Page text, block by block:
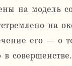
на модель
на
его – о
в совершенстве.